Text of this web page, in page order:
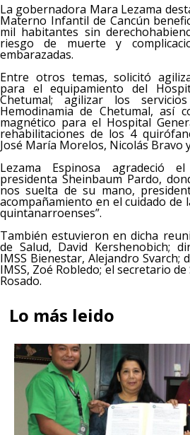
La gobernadora Mara Lezama
Materno Infantil de Cancún
mil habitantes sin
riesgo de muerte y
embarazadas.
Entre otros temas, solicitó
para el equipamiento del
Chetumal; agilizar los
Hemodinamia de Chetumal, así
magnético para el Hospital
rehabilitaciones de los 4
José María Morelos, Nicolás Bravo
Lezama Espinosa agradeció
presidenta Sheinbaum Pardo,
nos suelta de su mano,
acompañamiento en el cuidado de
quintanarroenses”.
También estuvieron en dicha
de Salud, David Kershenobich;
IMSS Bienestar, Alejandro Svarch;
IMSS, Zoé Robledo; el secretario de
Rosado.
Lo más leido